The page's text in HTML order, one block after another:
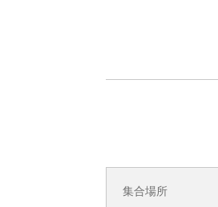
集合場所